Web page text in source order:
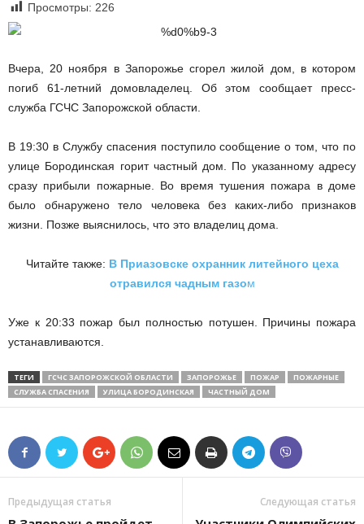
Просмотры: 226
Вчера, 20 ноября в Запорожье сгорел жилой дом, в котором
погиб 61-летний домовладелец. Об этом сообщает пресс-
служба ГСЧС Запорожской области.
В 19:30 в Службу спасения поступило сообщение о том, что по
улице Бородинская горит частный дом. По указанному адресу
сразу прибыли пожарные. Во время тушения пожара в доме
было обнаружено тело человека без каких-либо признаков
жизни. Позже выяснилось, что это владелиц дома.
Читайте также: В Приазовске охранник литейного цеха
отравился чадным газом
Уже к 20:33 пожар был полностью потушен. Причины пожара
устанавливаются.
ТЕГИ ГСЧС ЗАПОРОЖСКОЙ ОБЛАСТИ ЗАПОРОЖЬЕ ПОЖАР
ПОЖАРНЫЕ
СЛУЖБА СПАСЕНИЯ
УЛИЦА БОРОДИНСКАЯ ЧАСТНЫЙ ДОМ
Предыдущая статья Следующая статья